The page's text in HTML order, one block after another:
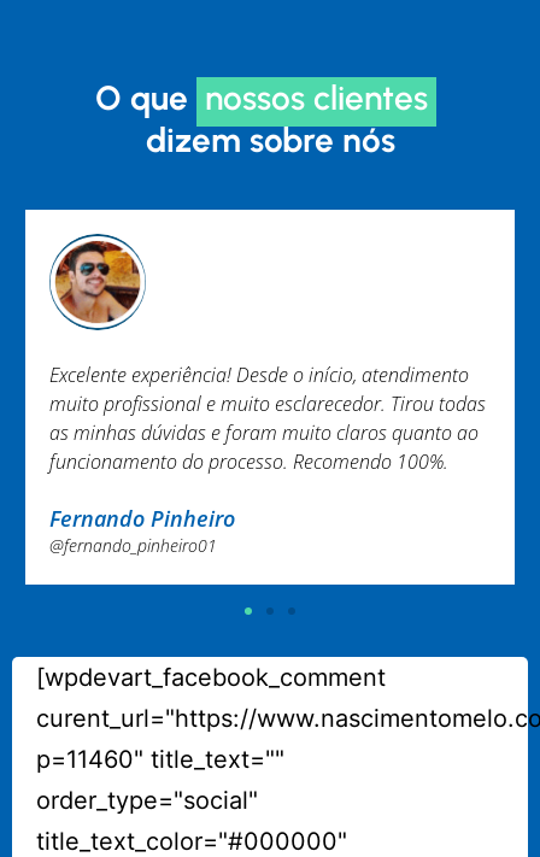
O que nossos clientes
dizem sobre nós
Tirou todas
quanto ao
100%.
Trabalho EXCEPCIONAL não tenho nada
Equipe engajada e ágil. Em especial
Brenner. Obrigada.
@nayaramelo02
[wpdevart_facebook_comment
curent_url="https://
p=11460" title_text=""
order_type="social"
title_text_color="#000000"